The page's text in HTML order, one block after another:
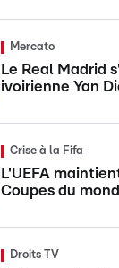
Mercato
Le Real Madrid
ivoirienne Yan
Crise à la Fifa
L'UEFA
Coupes du
Droits TV